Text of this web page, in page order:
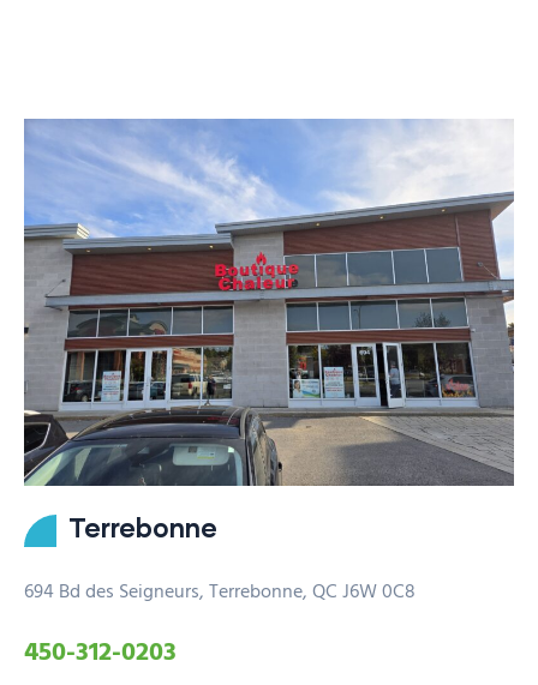
Terrebonne
694 Bd des Seigneurs, Terrebonne, QC J6W 0C8
450-312-0203